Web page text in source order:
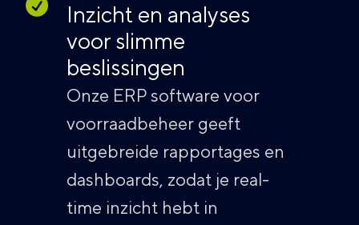
Inzicht en analyses
voor slimme
beslissingen
Onze ERP software voor
voorraadbeheer geeft
uitgebreide rapportages en
dashboards, zodat je real-
time inzicht hebt in